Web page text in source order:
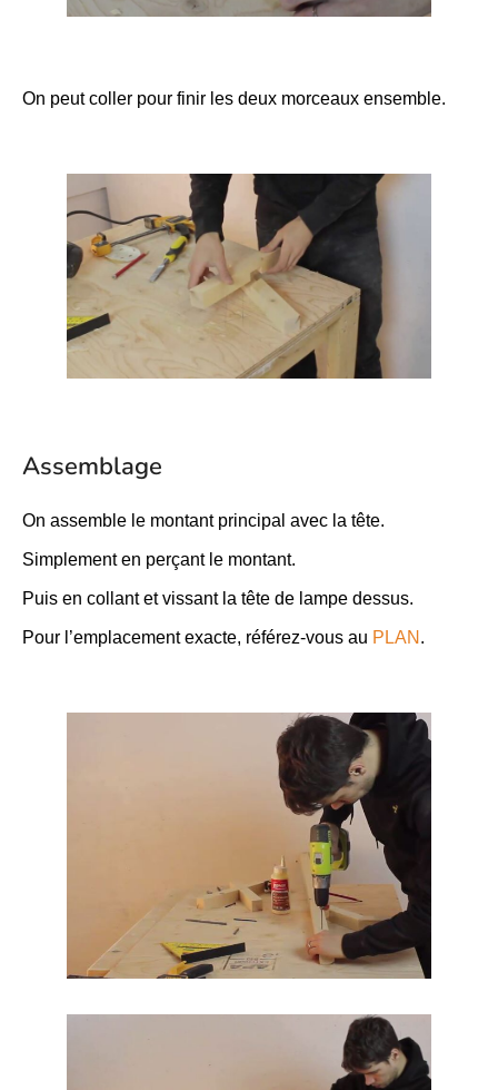
On peut coller pour finir les deux morceaux ensemble.
Assemblage
On assemble le montant principal avec la tête.
Simplement en perçant le montant.
Puis en collant et vissant la tête de lampe dessus.
Pour l’emplacement exacte, référez-vous au PLAN .